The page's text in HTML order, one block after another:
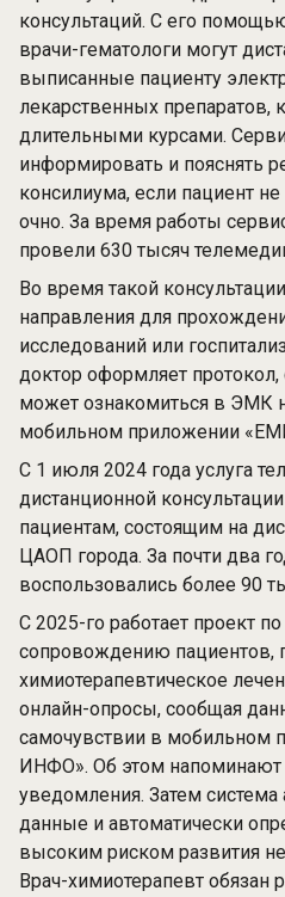
консультаций. С его
врачи-гематологи могут
выписанные пациенту
лекарственных препаратов,
длительными курсами.
информировать и пояснять
консилиума, если пациент
очно. За время работы
провели 630 тысяч
Во время такой
направления для
исследований или
доктор оформляет
может ознакомиться в ЭМК
мобильном приложении
С 1 июля 2024 года услуга
дистанционной
пациентам, состоящим на
ЦАОП города. За почти два
воспользовались более 90
С 2025-го работает проект
сопровождению пациентов,
химиотерапевтическое
онлайн-опросы, сообщая
самочувствии в мобильном
ИНФО». Об этом
уведомления. Затем
данные и автоматически
высоким риском развития
Врач-химиотерапевт обязан